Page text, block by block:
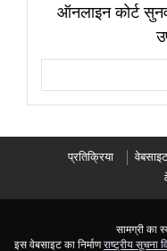
ऑनलाइन कोर्ट
प्रतिक्रिया
सामग्री का
इस वेबसाइट का निर्माणराष्ट्रीय सूचना